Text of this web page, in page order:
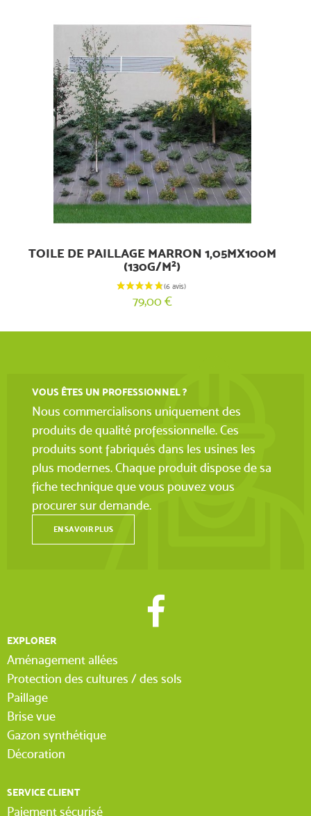
TOILE DE PAILLAGE MARRON 1,05MX100M
(130G/M²)
79,00 €
VOUS ÊTES UN PROFESSIONNEL ?
Nous commercialisons uniquement des
produits de qualité professionnelle. Ces
produits sont fabriqués dans les usines les
plus modernes. Chaque produit dispose de sa
fiche technique que vous pouvez vous
procurer sur demande.
EN SAVOIR PLUS
EXPLORER
Aménagement allées
Protection des cultures / des sols
Paillage
Brise vue
Gazon synthétique
Décoration
SERVICE CLIENT
Paiement sécurisé